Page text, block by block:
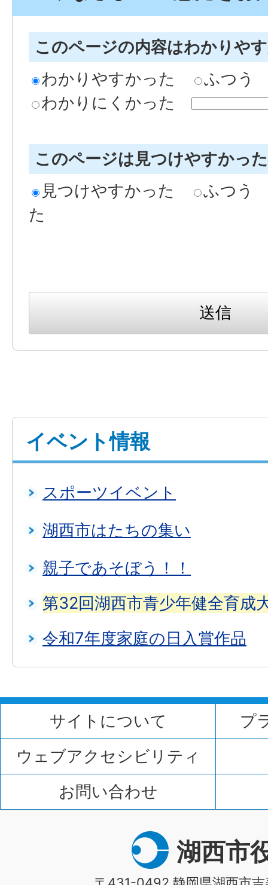
このページの内容はわかりや
わかりやすかった
ふつう
わかりにくかった
このページは見つけやすかっ
見つけやすかった
ふつう
た
イベント情報
スポーツイベント
湖西市はたちの集い
親子であそぼう！！
第32回湖西市青少年健全育成
令和7年度家庭の日入賞作品
サイトについて
プ
ウェブアクセシビリティ
お問い合わせ
湖西市